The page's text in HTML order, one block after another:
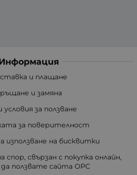
и плащане
и замяна
за ползване
за поверителност
използване на бисквитки
спор, свързан с покупка онлайн,
ползвате сайта ОРС